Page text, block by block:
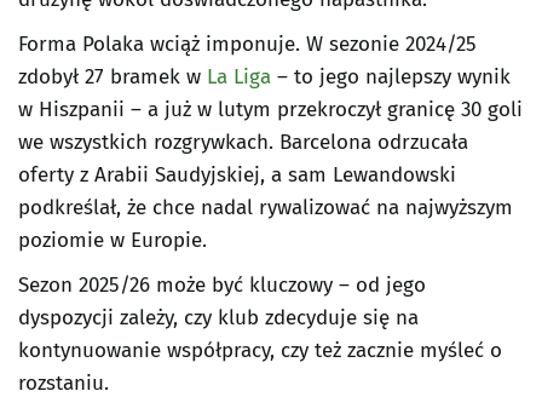
Forma Polaka wciąż imponuje. W sezonie 2024/25
zdobył 27 bramek w La Liga – to jego najlepszy wynik
w Hiszpanii – a już w lutym przekroczył granicę 30 goli
we wszystkich rozgrywkach. Barcelona odrzucała
oferty z Arabii Saudyjskiej, a sam Lewandowski
podkreślał, że chce nadal rywalizować na najwyższym
poziomie w Europie.
Sezon 2025/26 może być kluczowy – od jego
dyspozycji zależy, czy klub zdecyduje się na
kontynuowanie współpracy, czy też zacznie myśleć o
rozstaniu.